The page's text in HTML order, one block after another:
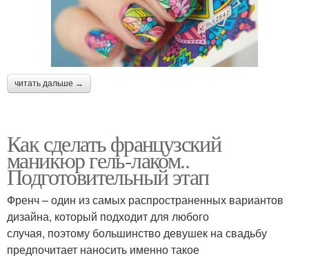
читать дальше →
Как сделать французский
маникюр гель-лаком..
Подготовительный этап
Френч – один из самых распространенных вариантов
дизайна, который подходит для любого
случая, поэтому большинство девушек на свадьбу
предпочитает наносить именно такое